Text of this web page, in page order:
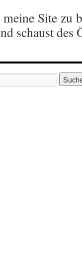
meine Site zu
schaust des